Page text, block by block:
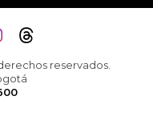
reservados.